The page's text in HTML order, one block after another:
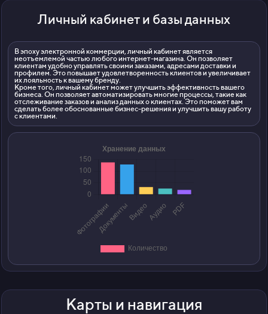
Личный кабинет и базы данных
В эпоху электронной коммерции, личный кабинет является
неотъемлемой частью любого интернет-магазина. Он позволяет
клиентам удобно управлять своими заказами, адресами доставки и
профилем. Это повышает удовлетворенность клиентов и увеличивает
их лояльность к вашему бренду.
Кроме того, личный кабинет может улучшить эффективность вашего
бизнеса. Он позволяет автоматизировать многие процессы, такие как
отслеживание заказов и анализ данных о клиентах. Это поможет вам
сделать более обоснованные бизнес-решения и улучшить вашу работу
с клиентами.
Карты и навигация